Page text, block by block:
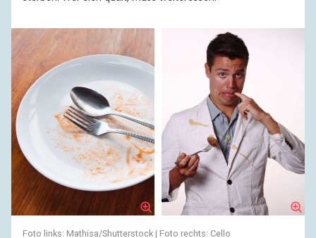
Foto links: Mathisa/Shutterstock | Foto rechts: Cello